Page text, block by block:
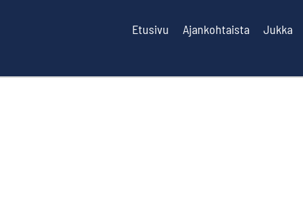
Etusivu Ajankohtaista Jukka